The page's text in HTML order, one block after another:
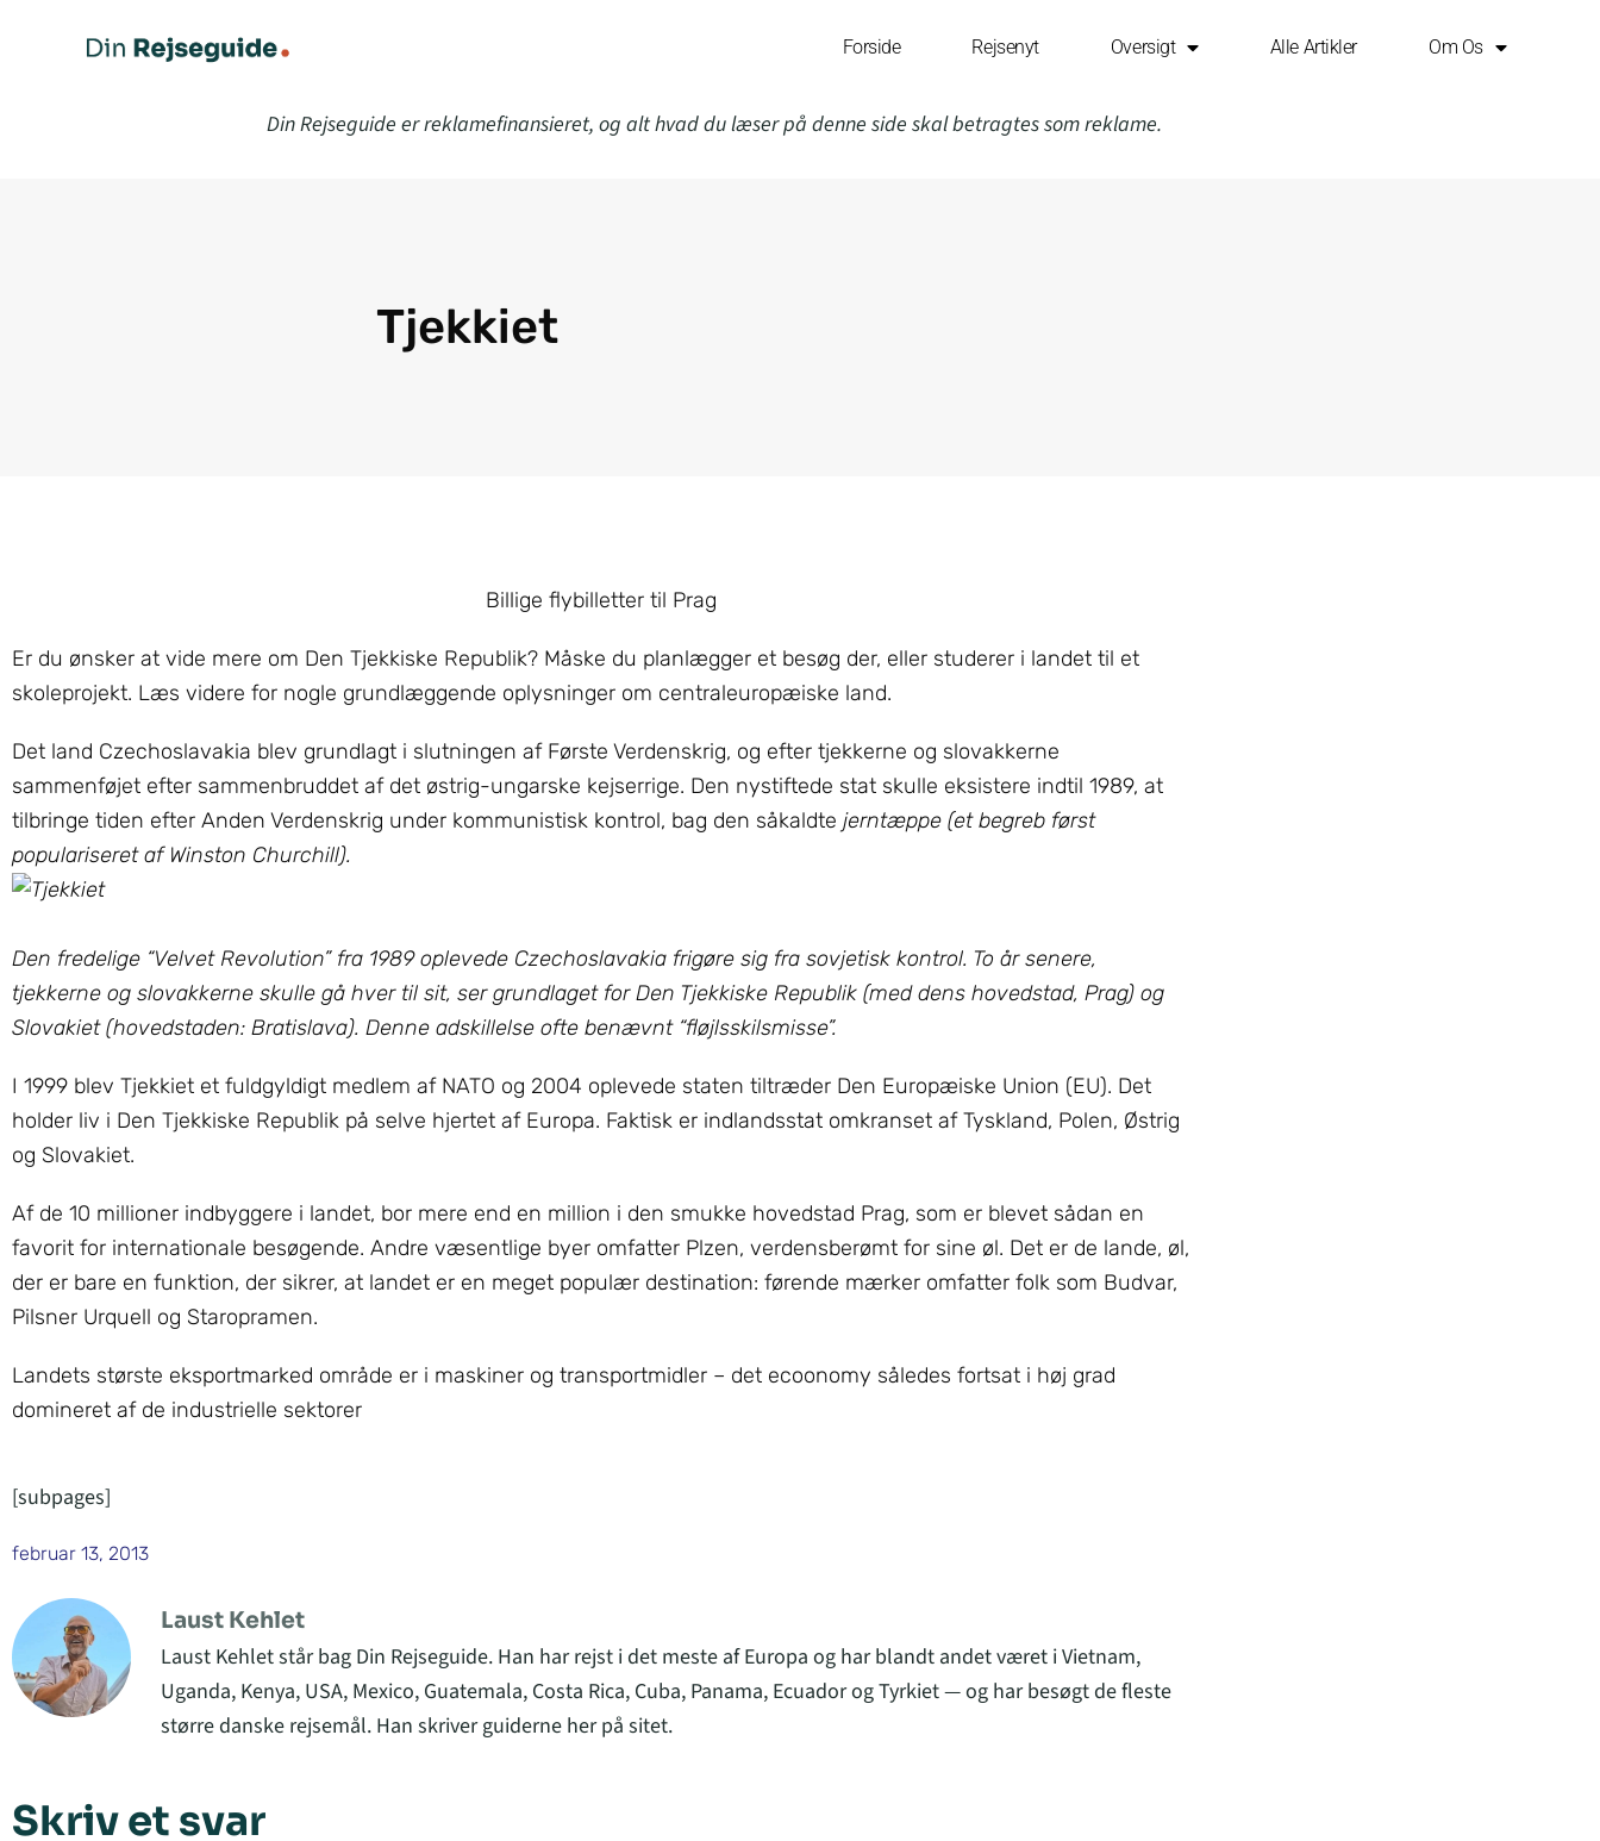
Forside Rejsenyt Oversigt Alle Artikler Om Os
Din Rejseguide er reklamefinansieret, og alt hvad du læser på denne side skal betragtes som reklame.
Tjekkiet
Billige flybilletter til Prag
Er du ønsker at vide mere om Den Tjekkiske Republik? Måske du planlægger et besøg der, eller studerer i landet til et
skoleprojekt. Læs videre for nogle grundlæggende oplysninger om centraleuropæiske land.
Det land Czechoslavakia blev grundlagt i slutningen af ​​Første Verdenskrig, og efter tjekkerne og slovakkerne
sammenføjet efter sammenbruddet af det østrig-ungarske kejserrige. Den nystiftede stat skulle eksistere indtil 1989, at
tilbringe tiden efter Anden Verdenskrig under kommunistisk kontrol, bag den såkaldte jerntæppe (et begreb først
populariseret af Winston Churchill).
Den fredelige “Velvet Revolution” fra 1989 oplevede Czechoslavakia frigøre sig fra sovjetisk kontrol. To år senere,
tjekkerne og slovakkerne skulle gå hver til sit, ser grundlaget for Den Tjekkiske Republik (med dens hovedstad, Prag) og
Slovakiet (hovedstaden: Bratislava). Denne adskillelse ofte benævnt “fløjlsskilsmisse”.
I 1999 blev Tjekkiet et fuldgyldigt medlem af NATO og 2004 oplevede staten tiltræder Den Europæiske Union (EU). Det
holder liv i Den Tjekkiske Republik på selve hjertet af Europa. Faktisk er indlandsstat omkranset af Tyskland, Polen, Østrig
og Slovakiet.
Af de 10 millioner indbyggere i landet, bor mere end en million i den smukke hovedstad Prag, som er blevet sådan en
favorit for internationale besøgende. Andre væsentlige byer omfatter Plzen, verdensberømt for sine øl. Det er de lande, øl,
der er bare en funktion, der sikrer, at landet er en meget populær destination: førende mærker omfatter folk som Budvar,
Pilsner Urquell og Staropramen.
Landets største eksportmarked område er i maskiner og transportmidler – det ecoonomy således fortsat i høj grad
domineret af de industrielle sektorer
[subpages]
februar 13, 2013
Laust Kehlet
Laust Kehlet står bag Din Rejseguide. Han har rejst i det meste af Europa og har blandt andet været i Vietnam,
Uganda, Kenya, USA, Mexico, Guatemala, Costa Rica, Cuba, Panama, Ecuador og Tyrkiet — og har besøgt de fleste
større danske rejsemål. Han skriver guiderne her på sitet.
Skriv et svar